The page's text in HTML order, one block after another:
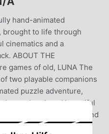
hand-animated
brought to life through
cinematics and a
ABOUT THE
games of old, LUNA The
two playable companions
puzzle adventure,
soundtrack and beautiful
is to cast a shadowBehind
world awaits